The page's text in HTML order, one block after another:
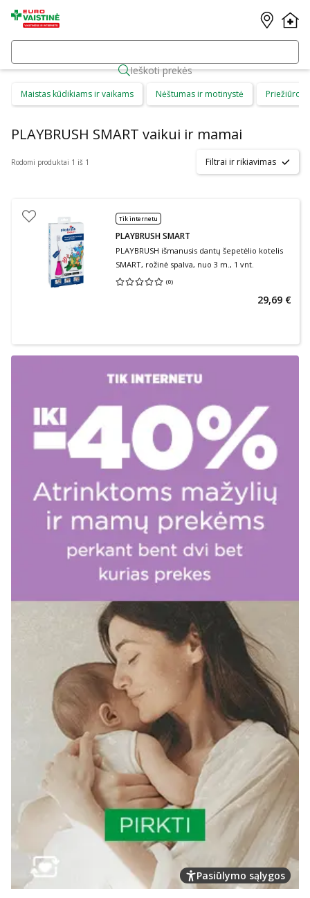
Ieškoti prekės
Maistas kūdikiams ir vaikams Nėštumas ir motinystė Priežiūros
PLAYBRUSH SMART vaikui ir mamai
Rodomi produktai 1 iš 1 Filtrai ir rikiavimas
Tik internetu
PLAYBRUSH SMART
PLAYBRUSH išmanusis dantų šepetėlio kotelis
SMART, rožinė spalva, nuo 3 m., 1 vnt.
(0)
Vidutinis įvertinimas 0.00
29,69 €
Pasiūlymo sąlygos